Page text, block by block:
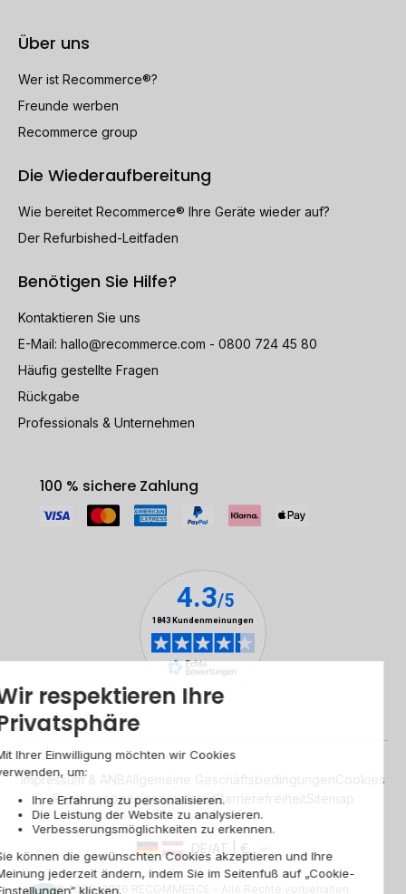
Über uns
Wer ist Recommerce®?
Freunde werben
Recommerce group
Die Wiederaufbereitung
Wie bereitet Recommerce® Ihre Geräte wieder auf?
Der Refurbished-Leitfaden
Benötigen Sie Hilfe?
Kontaktieren Sie uns
E-Mail: hallo@recommerce.com - 0800 724 45 80
Häufig gestellte Fragen
Rückgabe
Professionals & Unternehmen
100 % sichere Zahlung
Impressum & ANB Allgemeine GeschäftsbedingungenCookies
Personenbezogener datenBarrierefreiheitSitemap
DE/AT | €
© 2009-2026 RECOMMERCE - Alle Rechte vorbehalten.